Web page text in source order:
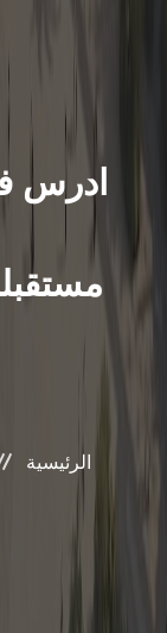
ادرس
الرئيسية